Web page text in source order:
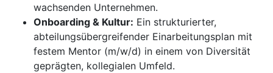
wachsenden Unternehmen.
Onboarding & Kultur: Ein strukturierter,
abteilungsübergreifender Einarbeitungsplan mit
festem Mentor (m/w/d) in einem von Diversität
geprägten, kollegialen Umfeld.